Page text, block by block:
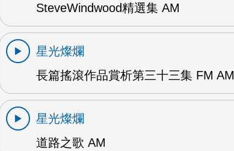
SteveWindwood精選集 AM
星光燦爛
長篇搖滾作品賞析第三十三集 FM AM
星光燦爛
道路之歌 AM